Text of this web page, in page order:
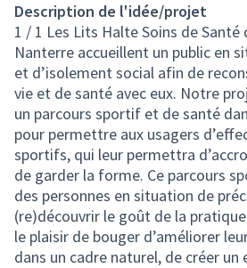
Description de l'idée/projet
1 / 1 Les Lits Halte Soins de Santé
Nanterre accueillent un public en
et d’isolement social afin de
vie et de santé avec eux. Notre
un parcours sportif et de santé
pour permettre aux usagers
sportifs, qui leur permettra
de garder la forme. Ce parcours
des personnes en situation de
(re)découvrir le goût de la
le plaisir de bouger d’améliorer
dans un cadre naturel, de créer un